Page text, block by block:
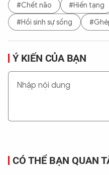
#Chết não #Hiến tạng
#Hồi sinh sự sống
Ý KIẾN CỦA BẠN
CÓ THỂ BẠN QUAN